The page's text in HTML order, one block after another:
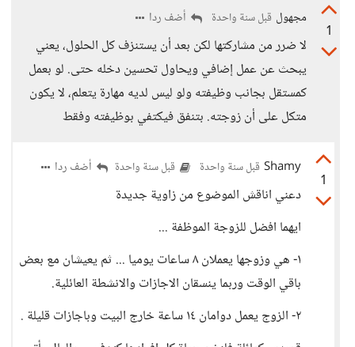
1
مجهول قبل سنة واحدة أضف ردا
لا ضرر من مشاركتها لكن بعد أن يستنزف كل الحلول، يعني
يبحث عن عمل إضافي ويحاول تحسين دخله حتى. لو بعمل
كمستقل بجانب وظيفته ولو ليس لديه مهارة يتعلم، لا يكون
متكل على أن زوجته. بتنفق فيكتفي بوظيفته وفقط
1
Shamy قبل سنة واحدة قبل سنة واحدة أضف ردا
دعني اناقش الموضوع من زاوية جديدة
ايهما افضل للزوجة الموظفة ...
١- هي وزوجها يعملان ٨ ساعات يوميا ... ثم يعيشان مع بعض
باقي الوقت وربما ينسقان الاجازات والانشطة العائلية.
٢- الزوج يعمل دوامان ١٤ ساعة خارج البيت وباجازات قليلة .